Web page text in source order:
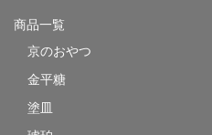
商品一覧
京のおやつ
金平糖
塗皿